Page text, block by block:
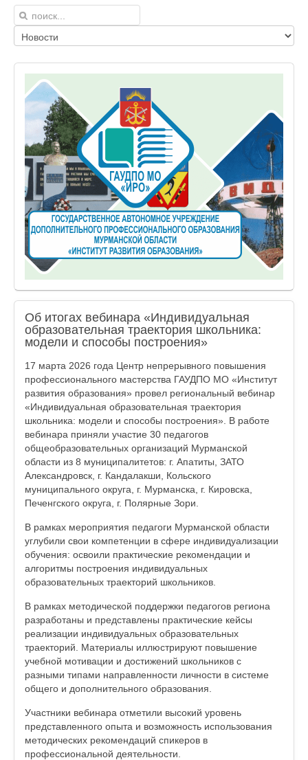
Об итогах вебинара «Индивидуальная
образовательная траектория школьника:
модели и способы построения»
17 марта 2026 года Центр непрерывного повышения
профессионального мастерства ГАУДПО МО «Институт
развития образования» провел региональный вебинар
«Индивидуальная образовательная траектория
школьника: модели и способы построения». В работе
вебинара приняли участие 30 педагогов
общеобразовательных организаций Мурманской
области из 8 муниципалитетов: г. Апатиты, ЗАТО
Александровск, г. Кандалакши, Кольского
муниципального округа, г. Мурманска, г. Кировска,
Печенгского округа, г. Полярные Зори.
В рамках мероприятия педагоги Мурманской области
углубили свои компетенции в сфере индивидуализации
обучения: освоили практические рекомендации и
алгоритмы построения индивидуальных
образовательных траекторий школьников.
В рамках методической поддержки педагогов региона
разработаны и представлены практические кейсы
реализации индивидуальных образовательных
траекторий. Материалы иллюстрируют повышение
учебной мотивации и достижений школьников с
разными типами направленности личности в системе
общего и дополнительного образования.
Участники вебинара отметили высокий уровень
представленного опыта и возможность использования
методических рекомендаций спикеров в
профессиональной деятельности.